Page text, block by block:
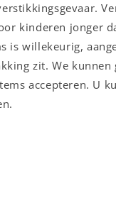
kinderen jonger
is willekeurig,
zit. We kunnen
accepteren. U